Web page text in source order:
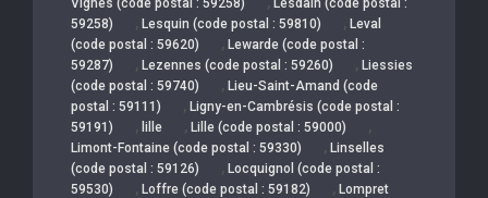
59258)
, Lesquin (code postal : 59810) , Leval
(code postal : 59620)
, Lewarde (code postal :
59287)
, Lezennes (code postal : 59260) , Liessies
(code postal : 59740)
, Lieu-Saint-Amand (code
postal : 59111)
, Ligny-en-Cambrésis (code postal :
59191)
, lille , Lille (code postal : 59000) ,
Limont-Fontaine (code postal : 59330) , Linselles
(code postal : 59126)
, Locquignol (code postal :
59530)
, Loffre (code postal : 59182) , Lompret